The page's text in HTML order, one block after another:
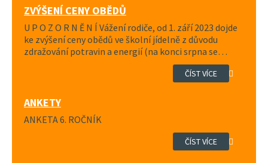
ZVÝŠENÍ CENY OBĚDŮ
U P O Z O R N Ě N Í Vážení rodiče, od 1. září 2023 dojde
ke zvýšení ceny obědů ve školní jídelně z důvodu
zdražování potravin a energií (na konci srpna se…
ČÍST VÍCE
ANKETY
ANKETA 6. ROČNÍK
ČÍST VÍCE